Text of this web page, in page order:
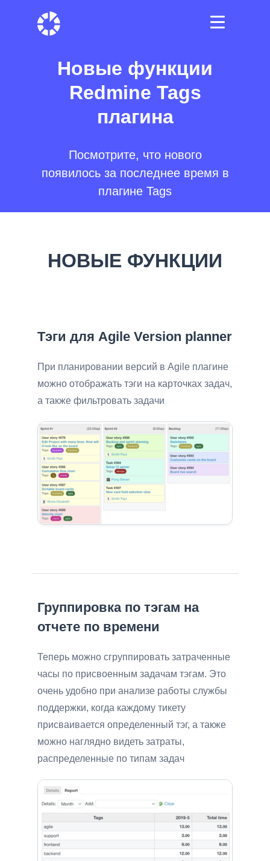
Новые функции
Redmine Tags
плагина
Посмотрите, что нового
появилось за последнее время в
плагине Tags
НОВЫЕ ФУНКЦИИ
Тэги для Agile Version planner
При планировании версий в Agile плагине
можно отображать тэги на карточках задач,
а также фильтровать задачи
Группировка по тэгам на
отчете по времени
Теперь можно сгруппировать затраченные
часы по присвоенным задачам тэгам. Это
очень удобно при анализе работы службы
поддержки, когда каждому тикету
присваивается определенный тэг, а также
можно наглядно видеть затраты,
распределенные по типам задач